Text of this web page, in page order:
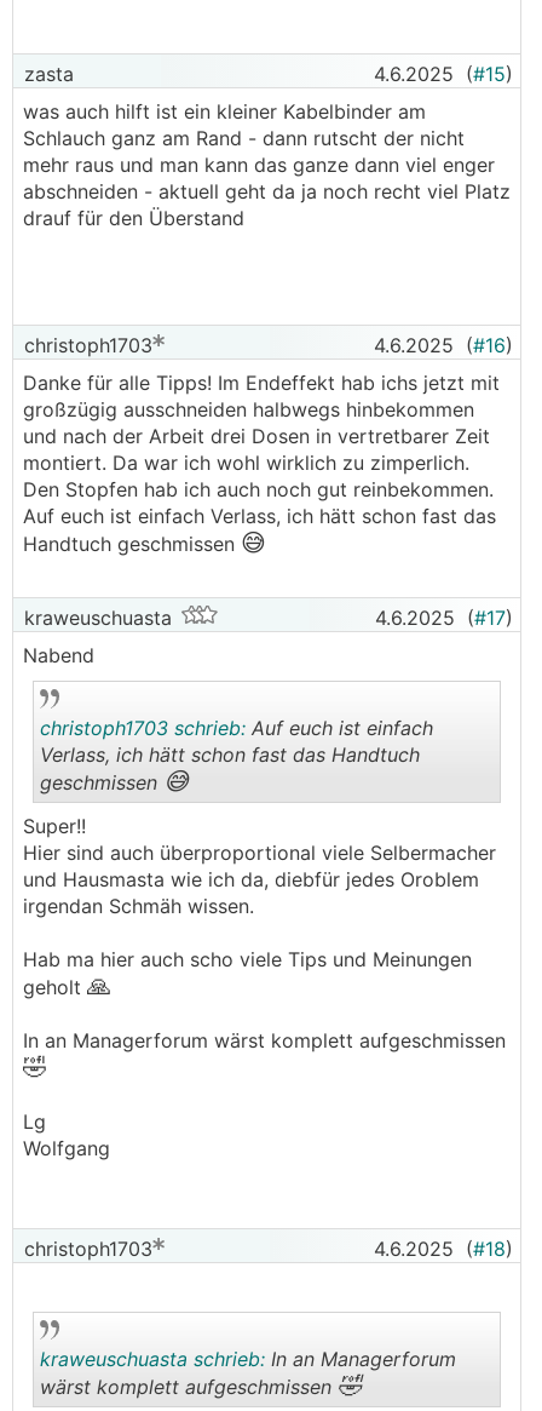
zasta 4.6.2025 (#15)
was auch hilft ist ein kleiner Kabelbinder am
Schlauch ganz am Rand - dann rutscht der nicht
mehr raus und man kann das ganze dann viel enger
abschneiden - aktuell geht da ja noch recht viel Platz
drauf für den Überstand
christoph1703 4.6.2025 (#16)
Danke für alle Tipps! Im Endeffekt hab ichs jetzt mit
großzügig ausschneiden halbwegs hinbekommen
und nach der Arbeit drei Dosen in vertretbarer Zeit
montiert. Da war ich wohl wirklich zu zimperlich.
Den Stopfen hab ich auch noch gut reinbekommen.
Auf euch ist einfach Verlass, ich hätt schon fast das
Handtuch geschmissen 😅
kraweuschuasta 4.6.2025 (#17)
Nabend
christoph1703 schrieb: Auf euch ist einfach
Verlass, ich hätt schon fast das Handtuch
geschmissen 😅
Super!!
Hier sind auch überproportional viele Selbermacher
und Hausmasta wie ich da, diebfür jedes Oroblem
irgendan Schmäh wissen.
Hab ma hier auch scho viele Tips und Meinungen
geholt 🙏
In an Managerforum wärst komplett aufgeschmissen
🤣
Lg
Wolfgang
christoph1703 4.6.2025 (#18)
kraweuschuasta schrieb: In an Managerforum
wärst komplett aufgeschmissen 🤣